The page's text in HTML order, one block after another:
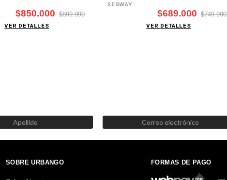
$850.000 $899.990
VER DETALLES
SEGWAY
$689.000 $749.990
VER DETALLES
SOBRE URBANGO FORMAS DE PAGO